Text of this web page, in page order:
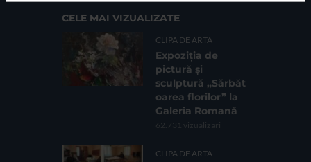
CELE MAI VIZUALIZATE
CLIPA DE ARTA
Expoziția de
pictură și
sculptură „Sărbăt
oarea florilor” la
Galeria Romană
62.731 vizualizari
CLIPA DE ARTA